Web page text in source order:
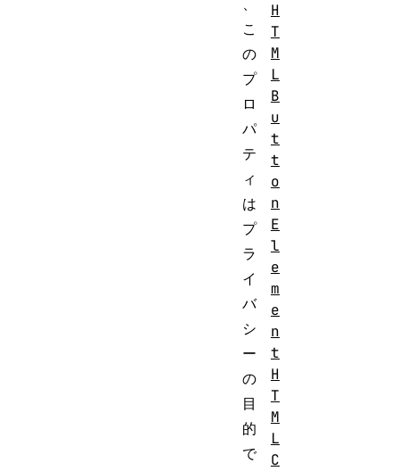
こ
の
プ
ロ
パ
テ
ィ
は
プ
ラ
イ
バ
シ
ー
の
目
的
で
H
T
M
L
B
u
t
t
o
n
E
l
e
m
e
n
t
H
T
M
L
C